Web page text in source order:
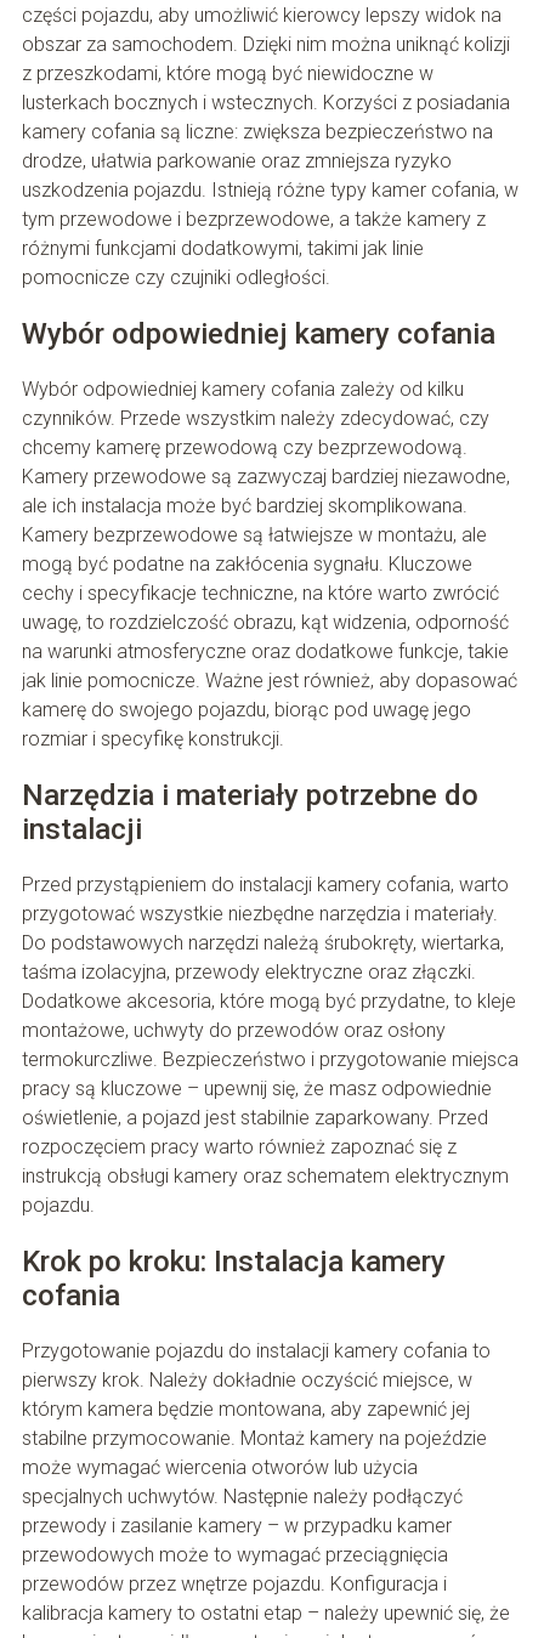
części pojazdu, aby umożliwić kierowcy lepszy widok na
obszar za samochodem. Dzięki nim można uniknąć kolizji
z przeszkodami, które mogą być niewidoczne w
lusterkach bocznych i wstecznych. Korzyści z posiadania
kamery cofania są liczne: zwiększa bezpieczeństwo na
drodze, ułatwia parkowanie oraz zmniejsza ryzyko
uszkodzenia pojazdu. Istnieją różne typy kamer cofania, w
tym przewodowe i bezprzewodowe, a także kamery z
różnymi funkcjami dodatkowymi, takimi jak linie
pomocnicze czy czujniki odległości.
Wybór odpowiedniej kamery cofania
Wybór odpowiedniej kamery cofania zależy od kilku
czynników. Przede wszystkim należy zdecydować, czy
chcemy kamerę przewodową czy bezprzewodową.
Kamery przewodowe są zazwyczaj bardziej niezawodne,
ale ich instalacja może być bardziej skomplikowana.
Kamery bezprzewodowe są łatwiejsze w montażu, ale
mogą być podatne na zakłócenia sygnału. Kluczowe
cechy i specyfikacje techniczne, na które warto zwrócić
uwagę, to rozdzielczość obrazu, kąt widzenia, odporność
na warunki atmosferyczne oraz dodatkowe funkcje, takie
jak linie pomocnicze. Ważne jest również, aby dopasować
kamerę do swojego pojazdu, biorąc pod uwagę jego
rozmiar i specyfikę konstrukcji.
Narzędzia i materiały potrzebne do
instalacji
Przed przystąpieniem do instalacji kamery cofania, warto
przygotować wszystkie niezbędne narzędzia i materiały.
Do podstawowych narzędzi należą śrubokręty, wiertarka,
taśma izolacyjna, przewody elektryczne oraz złączki.
Dodatkowe akcesoria, które mogą być przydatne, to kleje
montażowe, uchwyty do przewodów oraz osłony
termokurczliwe. Bezpieczeństwo i przygotowanie miejsca
pracy są kluczowe – upewnij się, że masz odpowiednie
oświetlenie, a pojazd jest stabilnie zaparkowany. Przed
rozpoczęciem pracy warto również zapoznać się z
instrukcją obsługi kamery oraz schematem elektrycznym
pojazdu.
Krok po kroku: Instalacja kamery
cofania
Przygotowanie pojazdu do instalacji kamery cofania to
pierwszy krok. Należy dokładnie oczyścić miejsce, w
którym kamera będzie montowana, aby zapewnić jej
stabilne przymocowanie. Montaż kamery na pojeździe
może wymagać wiercenia otworów lub użycia
specjalnych uchwytów. Następnie należy podłączyć
przewody i zasilanie kamery – w przypadku kamer
przewodowych może to wymagać przeciągnięcia
przewodów przez wnętrze pojazdu. Konfiguracja i
kalibracja kamery to ostatni etap – należy upewnić się, że